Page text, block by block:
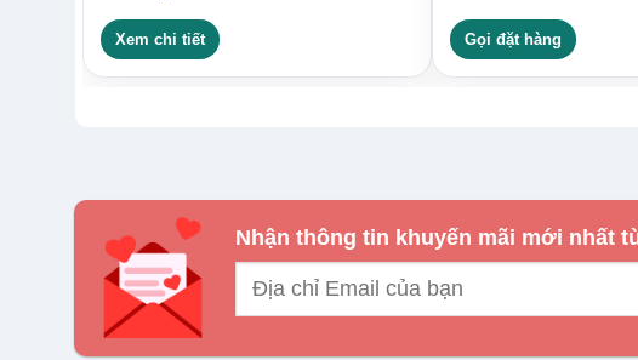
Điện thoại: (028) 38 101 698 – 0911 28 78 98
Nhìn chung,Camera Tiandy TC-H343Nnên được lựa chọn
yêu cầu vận hành thực tế.
Xem chi tiết Gọi đặt hàng
Nhận thông tin khuyến mãi mới nhất